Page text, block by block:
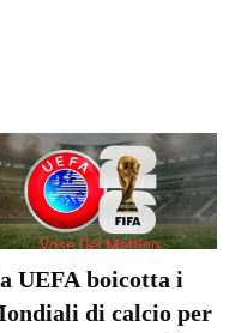
UEFA boicotta i
di calcio per